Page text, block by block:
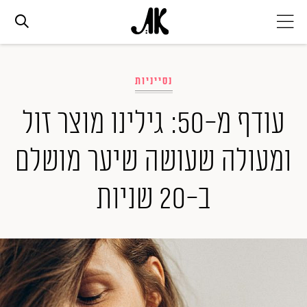
אופנה
ביוטי
סלבס
ערוצים נוספים
המגזין
נסייניות
עודף מ-50: גילינו מוצר זול
ומעולה שעושה שיער מושלם
ב-20 שניות